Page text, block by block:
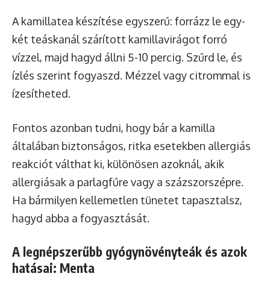
A kamillatea készítése egyszerű: forrázz le egy-
két teáskanál szárított kamillavirágot forró
vízzel, majd hagyd állni 5-10 percig. Szűrd le, és
ízlés szerint fogyaszd. Mézzel vagy citrommal is
ízesítheted.
Fontos azonban tudni, hogy bár a kamilla
általában biztonságos, ritka esetekben allergiás
reakciót válthat ki, különösen azoknál, akik
allergiásak a parlagfűre vagy a százszorszépre.
Ha bármilyen kellemetlen tünetet tapasztalsz,
hagyd abba a fogyasztását.
A legnépszerűbb gyógynövényteák és azok
hatásai: Menta